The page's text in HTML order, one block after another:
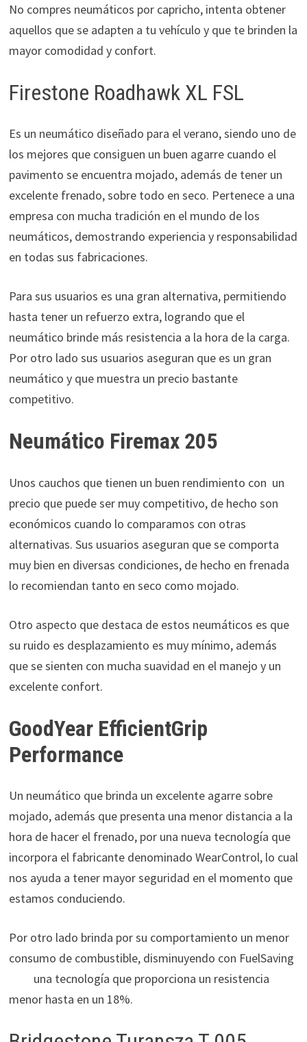
No compres neumáticos por capricho, intenta obtener
aquellos que se adapten a tu vehículo y que te brinden la
mayor comodidad y confort.
Firestone Roadhawk XL FSL
Es un neumático diseñado para el verano, siendo uno de
los mejores que consiguen un buen agarre cuando el
pavimento se encuentra mojado, además de tener un
excelente frenado, sobre todo en seco. Pertenece a una
empresa con mucha tradición en el mundo de los
neumáticos, demostrando experiencia y responsabilidad
en todas sus fabricaciones.
Para sus usuarios es una gran alternativa, permitiendo
hasta tener un refuerzo extra, logrando que el
neumático brinde más resistencia a la hora de la carga.
Por otro lado sus usuarios aseguran que es un gran
neumático y que muestra un precio bastante
competitivo.
Neumático Firemax 205
Unos cauchos que tienen un buen rendimiento con un
precio que puede ser muy competitivo, de hecho son
económicos cuando lo comparamos con otras
alternativas. Sus usuarios aseguran que se comporta
muy bien en diversas condiciones, de hecho en frenada
lo recomiendan tanto en seco como mojado.
Otro aspecto que destaca de estos neumáticos es que
su ruido es desplazamiento es muy mínimo, además
que se sienten con mucha suavidad en el manejo y un
excelente confort.
GoodYear EfficientGrip
Performance
Un neumático que brinda un excelente agarre sobre
mojado, además que presenta una menor distancia a la
hora de hacer el frenado, por una nueva tecnología que
incorpora el fabricante denominado WearControl, lo cual
nos ayuda a tener mayor seguridad en el momento que
estamos conduciendo.
Por otro lado brinda por su comportamiento un menor
consumo de combustible, disminuyendo con FuelSaving
una tecnología que proporciona un resistencia
menor hasta en un 18%.